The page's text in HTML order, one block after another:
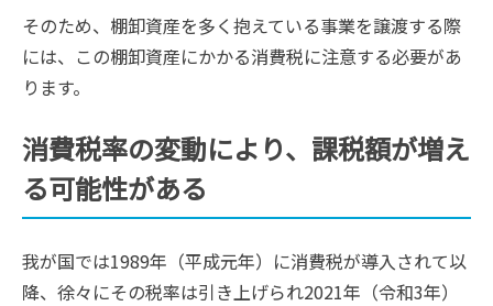
そのため、棚卸資産を多く抱えている事業を譲渡する際
には、この棚卸資産にかかる消費税に注意する必要があ
ります。
消費税率の変動により、課税額が増え
る可能性がある
我が国では1989年（平成元年）に消費税が導入されて以
降、徐々にその税率は引き上げられ2021年（令和3年）